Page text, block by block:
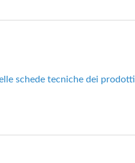
schede tecniche dei prodotti